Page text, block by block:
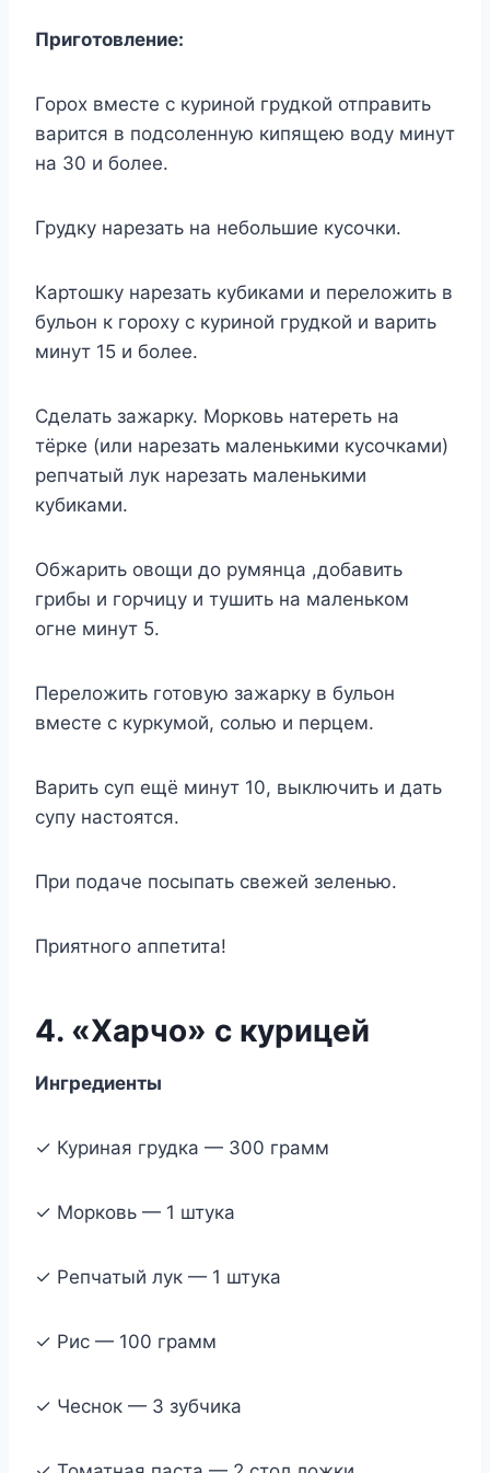
Приготовление:
Горох вместе с куриной грудкой отправить
варится в подсоленную кипящею воду минут
на 30 и более.
Грудку нарезать на небольшие кусочки.
Картошку нарезать кубиками и переложить в
бульон к гороху с куриной грудкой и варить
минут 15 и более.
Сделать зажарку. Морковь натереть на
тёрке (или нарезать маленькими кусочками)
репчатый лук нарезать маленькими
кубиками.
Обжарить овощи до румянца ,добавить
грибы и горчицу и тушить на маленьком
огне минут 5.
Переложить готовую зажарку в бульон
вместе с куркумой, солью и перцем.
Варить суп ещё минут 10, выключить и дать
супу настоятся.
При подаче посыпать свежей зеленью.
Приятного аппетита!
4. «Харчо» с курицей
Ингредиенты
✓ Куриная грудка — 300 грамм
✓ Морковь — 1 штука
✓ Репчатый лук — 1 штука
✓ Рис — 100 грамм
✓ Чеснок — 3 зубчика